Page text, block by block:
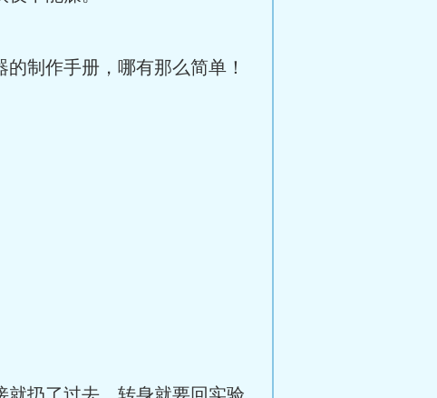
制作手册，哪有那么简单！